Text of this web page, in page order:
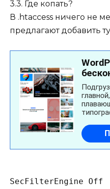
3.3. Где копать?
В .htaccess ничего не
предлагают добавить
SecFilterEngine Off